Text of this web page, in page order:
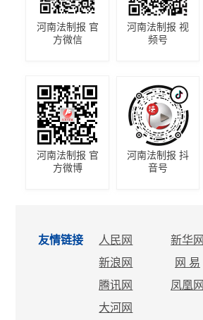
河南法制报 官
方微信
河南法制报 视
频号
河南法制报 官
方微博
河南法制报 抖
音号
友情链接 人民网 新华网
新浪网
网 易
腾讯网
凤凰网
大河网